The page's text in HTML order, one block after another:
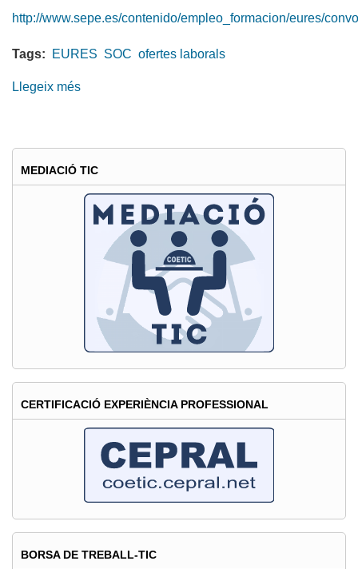
http://www.sepe.es/contenido/empleo_formacion/eures/
Tags: EURES SOC ofertes laborals
Llegeix més
Barcelona
13
novembre
MEDIACIÓ TIC
CERTIFICACIÓ EXPERIÈNCIA PROFESSIONAL
BORSA DE TREBALL-TIC